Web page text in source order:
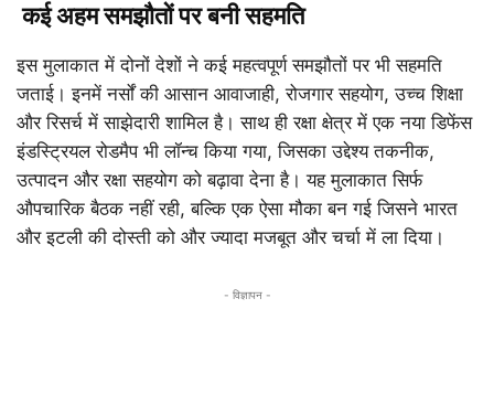
कई अहम समझौतों पर बनी सहमति
इस मुलाकात में दोनों देशों ने कई महत्वपूर्ण समझौतों पर भी सहमति
जताई। इनमें नर्सों की आसान आवाजाही, रोजगार सहयोग, उच्च शिक्षा
और रिसर्च में साझेदारी शामिल है। साथ ही रक्षा क्षेत्र में एक नया डिफेंस
इंडस्ट्रियल रोडमैप भी लॉन्च किया गया, जिसका उद्देश्य तकनीक,
उत्पादन और रक्षा सहयोग को बढ़ावा देना है। यह मुलाकात सिर्फ
औपचारिक बैठक नहीं रही, बल्कि एक ऐसा मौका बन गई जिसने भारत
और इटली की दोस्ती को और ज्यादा मजबूत और चर्चा में ला दिया।
- विज्ञापन -